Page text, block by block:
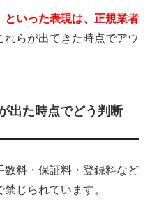
といった表現は、正規業者
れらが出てきた時点でアウ
出た時点でどう判断
数料・保証料・登録料など
じられています。